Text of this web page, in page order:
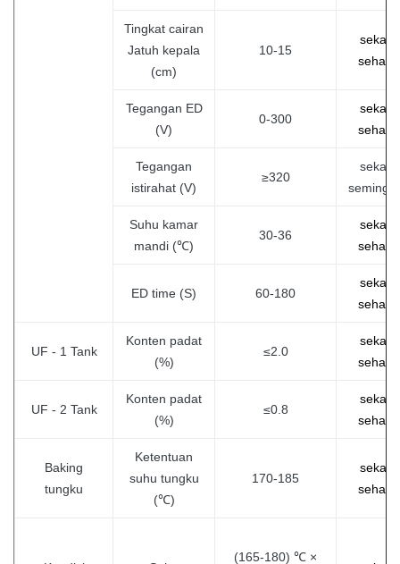
Tingkat cairan
Jatuh kepala
(cm)
10-15
sekali
sehari
Tegangan ED
(V)
0-300
sekali
sehari
Tegangan
istirahat (V)
≥320
sekali
Suhu kamar
mandi (℃)
30-36
sekali
sehari
ED time (S) 60-180
sekali
sehari
UF - 1 Tank
Konten padat
(%)
≤2.0
sekali
sehari
UF - 2 Tank
Konten padat
(%)
≤0.8
sekali
sehari
Baking
tungku
Ketentuan
suhu tungku
(℃)
170-185
sekali
sehari
(165-180) ℃ ×